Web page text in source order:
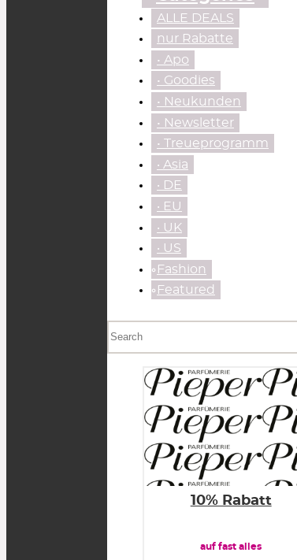
ALLE DEALS
nur Rabatte
• Apo
• Goodies
• Neukunden
• Newsletter
• Treueprogramm
‧ Asia
‧ DE
‧ EU
‧ UK
‧ US
⃘Fashion
⃘Featured
10% Rabatt
auf fast alles